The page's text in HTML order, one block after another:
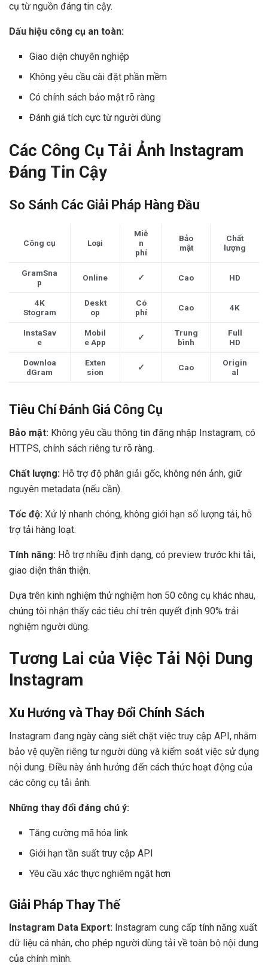
cụ từ nguồn đáng tin cậy.
Dấu hiệu công cụ an toàn:
Giao diện chuyên nghiệp
Không yêu cầu cài đặt phần mềm
Có chính sách bảo mật rõ ràng
Đánh giá tích cực từ người dùng
Các Công Cụ Tải Ảnh Instagram
Đáng Tin Cậy
So Sánh Các Giải Pháp Hàng Đầu
Công cụ Loại
Miễ
n
phí
Bảo
mật
Chất
lượng
GramSna
p
Online ✓ Cao HD
4K
Stogram
Deskt
op
Có
phí
Cao 4K
InstaSav
e
Mobil
e App
✓
Trung
bình
Full
HD
Downloa
dGram
Exten
sion
✓ Cao
Origin
al
Tiêu Chí Đánh Giá Công Cụ
Bảo mật: Không yêu cầu thông tin đăng nhập Instagram, có
HTTPS, chính sách riêng tư rõ ràng.
Chất lượng: Hỗ trợ độ phân giải gốc, không nén ảnh, giữ
nguyên metadata (nếu cần).
Tốc độ: Xử lý nhanh chóng, không giới hạn số lượng tải, hỗ
trợ tải hàng loạt.
Tính năng: Hỗ trợ nhiều định dạng, có preview trước khi tải,
giao diện thân thiện.
Dựa trên kinh nghiệm thử nghiệm hơn 50 công cụ khác nhau,
chúng tôi nhận thấy các tiêu chí trên quyết định 90% trải
nghiệm người dùng.
Tương Lai của Việc Tải Nội Dung
Instagram
Xu Hướng và Thay Đổi Chính Sách
Instagram đang ngày càng siết chặt việc truy cập API, nhằm
bảo vệ quyền riêng tư người dùng và kiểm soát việc sử dụng
nội dung. Điều này ảnh hưởng đến cách thức hoạt động của
các công cụ tải ảnh.
Những thay đổi đáng chú ý:
Tăng cường mã hóa link
Giới hạn tần suất truy cập API
Yêu cầu xác thực nghiêm ngặt hơn
Giải Pháp Thay Thế
Instagram Data Export: Instagram cung cấp tính năng xuất
dữ liệu cá nhân, cho phép người dùng tải về toàn bộ nội dung
của chính mình.